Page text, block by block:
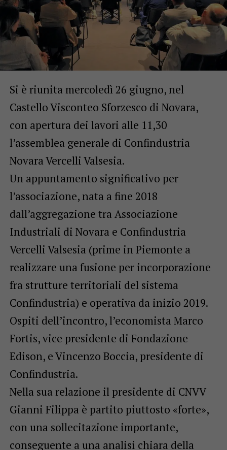
Si è riunita mercoledì 26 giugno, nel
Castello Visconteo Sforzesco di Novara,
con apertura dei lavori alle 11,30
l’assemblea generale di Confindustria
Novara Vercelli Valsesia.
Un appuntamento significativo per
l’associazione, nata a fine 2018
dall’aggregazione tra Associazione
Industriali di Novara e Confindustria
Vercelli Valsesia (prime in Piemonte a
realizzare una fusione per incorporazione
fra strutture territoriali del sistema
Confindustria) e operativa da inizio 2019.
Ospiti dell’incontro, l’economista Marco
Fortis, vice presidente di Fondazione
Edison, e Vincenzo Boccia, presidente di
Confindustria.
Nella sua relazione il presidente di CNVV
Gianni Filippa è partito piuttosto «forte»,
con una sollecitazione importante,
conseguente a una analisi chiara della